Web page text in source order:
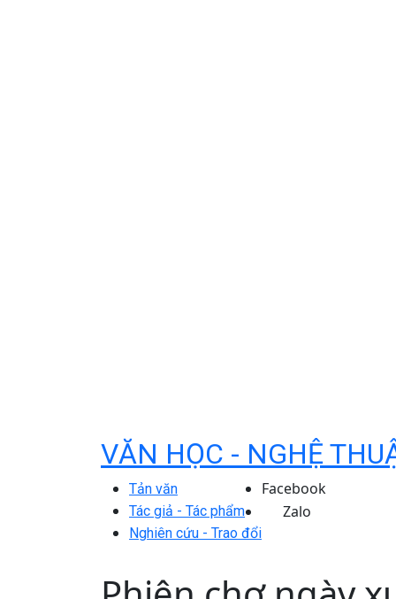
VĂN HỌC - NGHỆ
Tản văn
Tác giả - Tác phẩm
Nghiên cứu - Trao đổi
Facebook
Zalo